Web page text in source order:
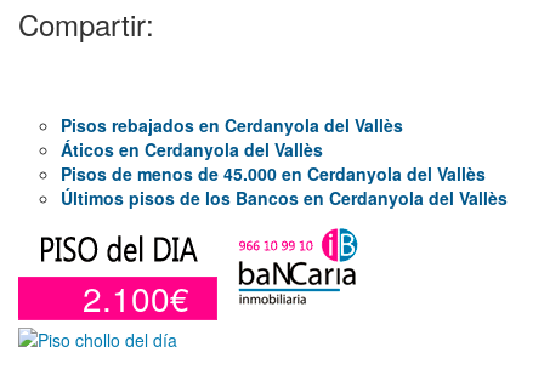
Compartir:
Pisos rebajados en Cerdanyola del Vallès
Áticos en Cerdanyola del Vallès
Pisos de menos de 45.000 en Cerdanyola del Vallès
Últimos pisos de los Bancos en Cerdanyola del Vallès
2.100€